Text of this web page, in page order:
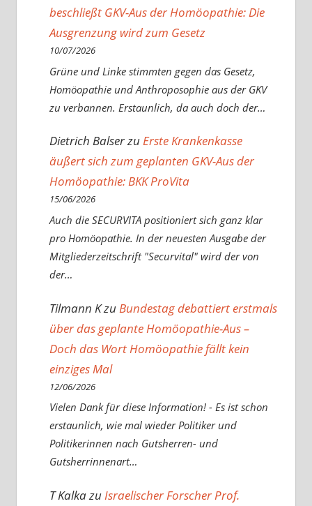
beschließt GKV-Aus der Homöopathie: Die
Ausgrenzung wird zum Gesetz
10/07/2026
Grüne und Linke stimmten gegen das Gesetz,
Homöopathie und Anthroposophie aus der GKV
zu verbannen. Erstaunlich, da auch doch der…
Dietrich BalserzuErste Krankenkasse
äußert sich zum geplanten GKV-Aus der
Homöopathie: BKK ProVita
15/06/2026
Auch die SECURVITA positioniert sich ganz klar
pro Homöopathie. In der neuesten Ausgabe der
Mitgliederzeitschrift "Securvital" wird der von
der…
Tilmann KzuBundestag debattiert erstmals
über das geplante Homöopathie-Aus –
Doch das Wort Homöopathie fällt kein
einziges Mal
12/06/2026
Vielen Dank für diese Information! - Es ist schon
erstaunlich, wie mal wieder Politiker und
Politikerinnen nach Gutsherren- und
Gutsherrinnenart…
T KalkazuIsraelischer Forscher Prof.